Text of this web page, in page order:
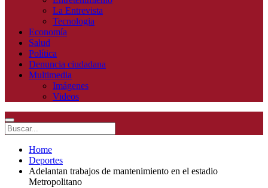
La Entrevista
Tecnologia
Economía
Salud
Política
Denuncia ciudadana
Multimedia
Imágenes
Videos
Home
Deportes
Adelantan trabajos de mantenimiento en el estadio
Metropolitano